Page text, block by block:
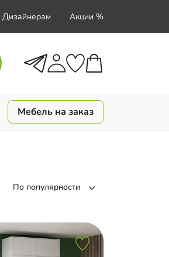
Дизайнерам Акции %
Мебель на заказ
По популярности